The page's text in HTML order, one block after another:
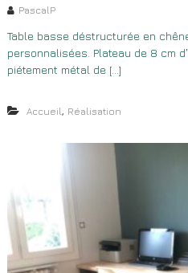
PascalP
Table basse déstructurée en
personnalisées. Plateau de 8 cm
piétement métal de […]
Accueil, Réalisation